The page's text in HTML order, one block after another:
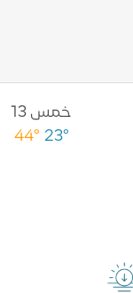
خمس 13
44° 23°